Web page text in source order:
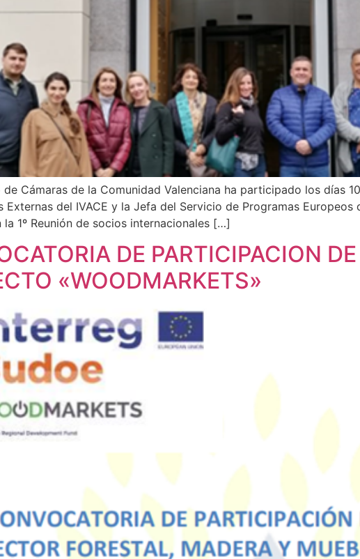
Cámaras de la Comunidad Valenciana ha participado los días
Externas del IVACE y la Jefa del Servicio de Programas
la 1º Reunión de socios internacionales […]
DE PARTICIPACION
«WOODMARKETS»